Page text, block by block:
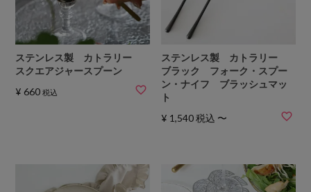
ステンレス製 カトラリー
スクエアジャースプーン
¥ 660 税込
ステンレス製 カトラリー
ブラック フォーク・スプー
ン・ナイフ ブラッシュマッ
ト
¥ 1,540税込 〜